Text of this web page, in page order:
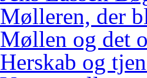
Mølleren, der
Møllen og det
Herskab og